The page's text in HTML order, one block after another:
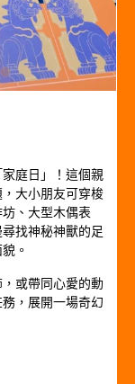
庭日」！這個親
大小朋友可穿梭
、大型木偶表
找神秘神獸的足
。
或帶同心愛的動
，展開一場奇幻